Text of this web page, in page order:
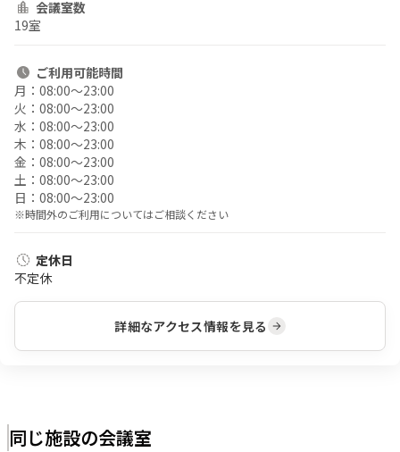
会議室数
19室
ご利用可能時間
月： 08:00〜23:00
火： 08:00〜23:00
水： 08:00〜23:00
木： 08:00〜23:00
金： 08:00〜23:00
土： 08:00〜23:00
日： 08:00〜23:00
※時間外のご利用についてはご相談ください
定休日
不定休
詳細なアクセス情報を見る
同じ施設の会議室